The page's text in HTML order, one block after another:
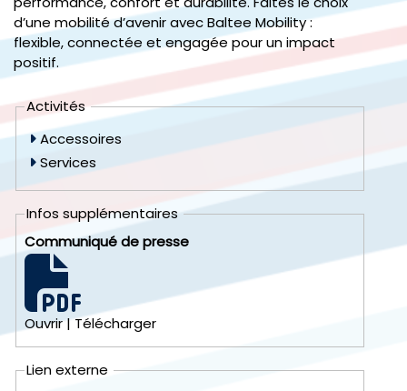
d’une mobilité d’avenir avec Baltee Mobility :
flexible, connectée et engagée pour un impact
positif.
Activités
Accessoires
Services
Infos supplémentaires
Communiqué de presse
Ouvrir|Télécharger
Lien externe